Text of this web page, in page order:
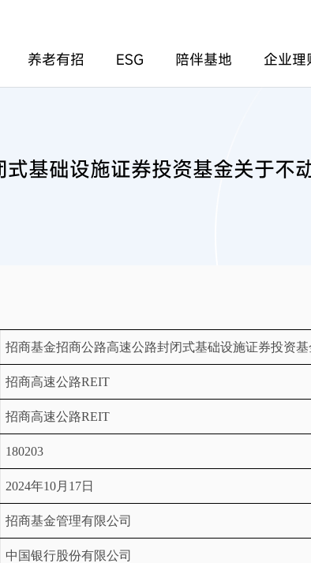
养老有招 ESG 陪伴基地 企业理
基础设施证券投资基金关于
招商基金招商公路高速公路封闭式基础设施证券投资基
招商高速公路REIT
招商高速公路REIT
180203
2024年10月 17日
招商基金管理有限公司
中国银行股份有限公司